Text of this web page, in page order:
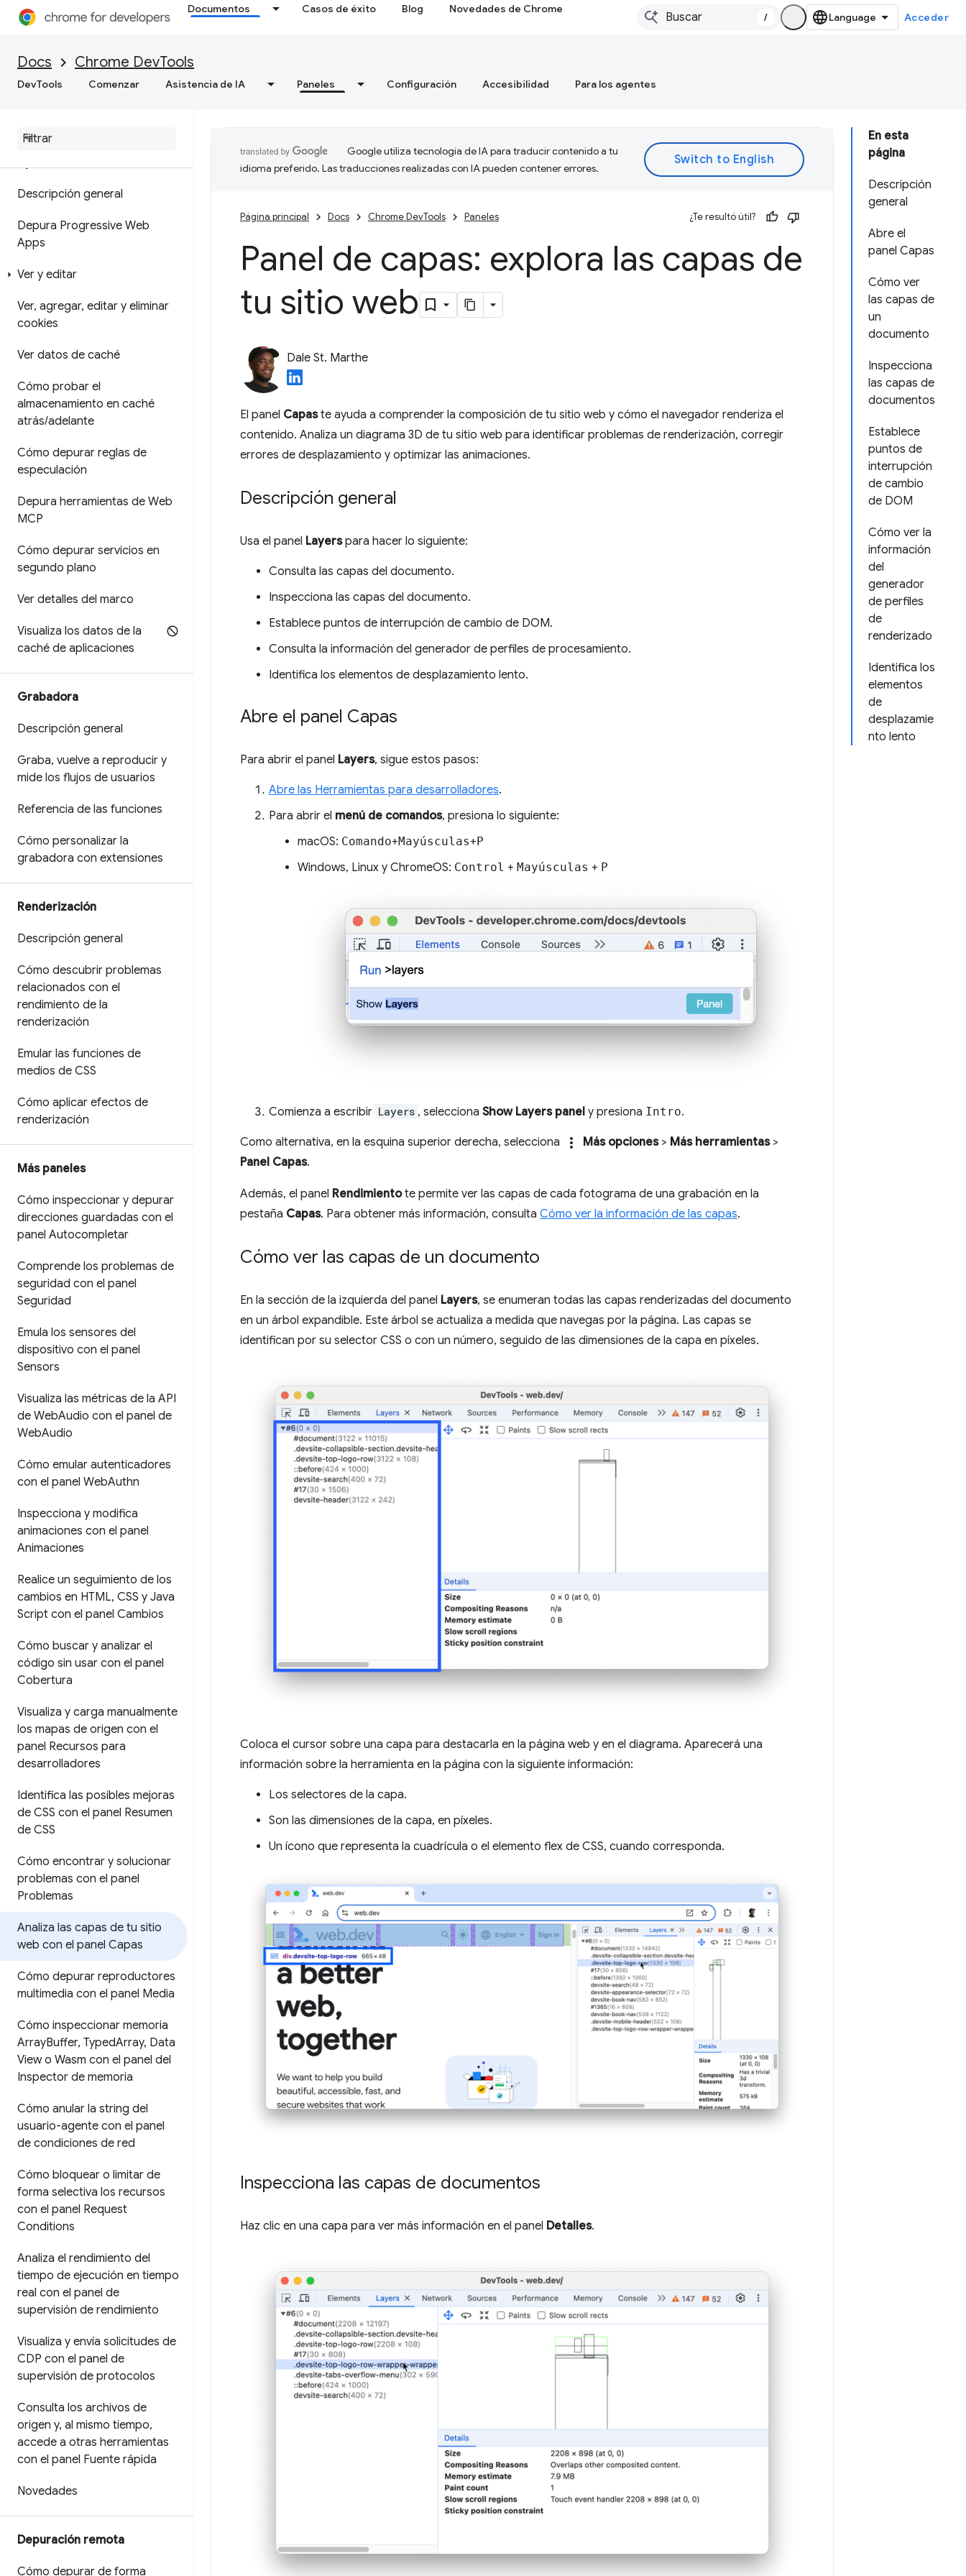
Documentos Casos de éxito Blog Novedades de Chrome
/ Acceder
Docs Chrome DevTools
DevTools Comenzar Asistencia de IA Paneles Configuración Accesibilidad Para los agentes
de memoria
montón
Descripción general
Depura Progressive Web
Apps
Ver y editar
Ver, agregar, editar y eliminar
cookies
Ver datos de caché
Cómo probar el
almacenamiento en caché
atrás/adelante
Cómo depurar reglas de
especulación
Depura herramientas de Web
MCP
Cómo depurar servicios en
segundo plano
Ver detalles del marco
Visualiza los datos de la
caché de aplicaciones
Grabadora
Descripción general
Graba, vuelve a reproducir y
mide los flujos de usuarios
Referencia de las funciones
Cómo personalizar la
grabadora con extensiones
Renderización
Descripción general
Cómo descubrir problemas
relacionados con el
rendimiento de la
renderización
Emular las funciones de
medios de CSS
Cómo aplicar efectos de
renderización
Más paneles
Cómo inspeccionar y depurar
direcciones guardadas con el
panel Autocompletar
Comprende los problemas de
seguridad con el panel
Seguridad
Emula los sensores del
dispositivo con el panel
Sensors
Visualiza las métricas de la API
de WebAudio con el panel de
WebAudio
Cómo emular autenticadores
con el panel WebAuthn
Inspecciona y modifica
animaciones con el panel
Animaciones
Realice un seguimiento de los
cambios en HTML, CSS y Java
Script con el panel Cambios
Cómo buscar y analizar el
código sin usar con el panel
Cobertura
Visualiza y carga manualmente
los mapas de origen con el
panel Recursos para
desarrolladores
Identifica las posibles mejoras
de CSS con el panel Resumen
de CSS
Cómo encontrar y solucionar
problemas con el panel
Problemas
Analiza las capas de tu sitio
web con el panel Capas
Cómo depurar reproductores
multimedia con el panel Media
Cómo inspeccionar memoria
ArrayBuffer, TypedArray, Data
View o Wasm con el panel del
Inspector de memoria
Cómo anular la string del
usuario-agente con el panel
de condiciones de red
Cómo bloquear o limitar de
forma selectiva los recursos
con el panel Request
Conditions
Analiza el rendimiento del
tiempo de ejecución en tiempo
real con el panel de
supervisión de rendimiento
Visualiza y envía solicitudes de
CDP con el panel de
supervisión de protocolos
Consulta los archivos de
origen y, al mismo tiempo,
accede a otras herramientas
con el panel Fuente rápida
Novedades
Depuración remota
Cómo depurar de forma
En esta
página
Descripción
general
Abre el
panel Capas
Cómo ver
las capas de
un
documento
Inspecciona
las capas de
documentos
Establece
puntos de
interrupción
de cambio
de DOM
Cómo ver la
información
del
generador
de perfiles
de
renderizado
Identifica los
elementos
de
desplazamie
nto lento
Google utiliza tecnología de IA para traducir contenido a tu
idioma preferido. Las traducciones realizadas con IA pueden contener errores.
Página principal Docs Chrome DevTools Paneles ¿Te resultó útil?
Panel de capas: explora las capas de
tu sitio web
Dale St. Marthe
El panel Capaste ayuda a comprender la composición de tu sitio web y cómo el navegador renderiza el
contenido. Analiza un diagrama 3D de tu sitio web para identificar problemas de renderización, corregir
errores de desplazamiento y optimizar las animaciones.
Descripción general
Usa el panel Layerspara hacer lo siguiente:
Consulta las capas del documento.
Inspecciona las capas del documento.
Establece puntos de interrupción de cambio de DOM.
Consulta la información del generador de perfiles de procesamiento.
Identifica los elementos de desplazamiento lento.
Abre el panel Capas
Para abrir el panel Layers, sigue estos pasos:
Abre las Herramientas para desarrolladores.
Para abrir el menú de comandos, presiona lo siguiente:
macOS: Comando+Mayúsculas+P
Windows, Linux y ChromeOS: Control + Mayúsculas + P
Comienza a escribir Layers , selecciona Show Layers panel y presiona Intro.
Como alternativa, en la esquina superior derecha, selecciona more_vert Más opciones> Más herramientas>
Panel Capas.
Además, el panel Rendimientote permite ver las capas de cada fotograma de una grabación en la
pestaña Capas. Para obtener más información, consulta Cómo ver la información de las capas.
Cómo ver las capas de un documento
En la sección de la izquierda del panel Layers, se enumeran todas las capas renderizadas del documento
en un árbol expandible. Este árbol se actualiza a medida que navegas por la página. Las capas se
identifican por su selector CSS o con un número, seguido de las dimensiones de la capa en píxeles.
Coloca el cursor sobre una capa para destacarla en la página web y en el diagrama. Aparecerá una
información sobre la herramienta en la página con la siguiente información:
Los selectores de la capa.
Son las dimensiones de la capa, en píxeles.
Un ícono que representa la cuadrícula o el elemento flex de CSS, cuando corresponda.
Inspecciona las capas de documentos
Haz clic en una capa para ver más información en el panel Detalles.